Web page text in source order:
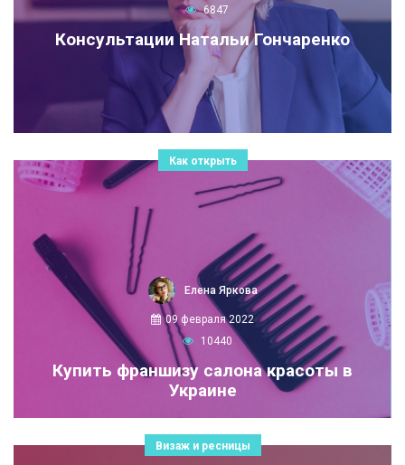
6847
Консультации Натальи Гончаренко
Как открыть
Елена Яркова
09 февраля 2022
10440
Купить франшизу салона красоты в
Украине
Визаж и ресницы